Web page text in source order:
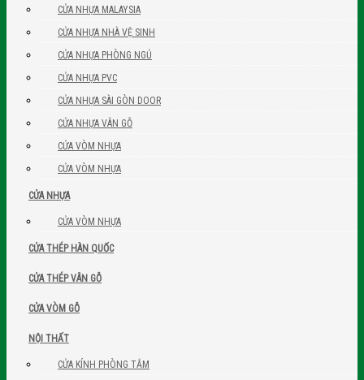
CỬA NHỰA MALAYSIA
CỬA NHỰA NHÀ VỆ SINH
CỬA NHỰA PHÒNG NGỦ
CỬA NHỰA PVC
CỬA NHỰA SÀI GÒN DOOR
CỬA NHỰA VÂN GỖ
CỬA VÒM NHỰA
CỬA VÒM NHỰA
CỬA NHỰA
CỬA VÒM NHỰA
CỬA THÉP HÀN QUỐC
CỬA THÉP VÂN GỖ
CỬA VÒM GỖ
NỘI THẤT
CỬA KÍNH PHÒNG TẮM